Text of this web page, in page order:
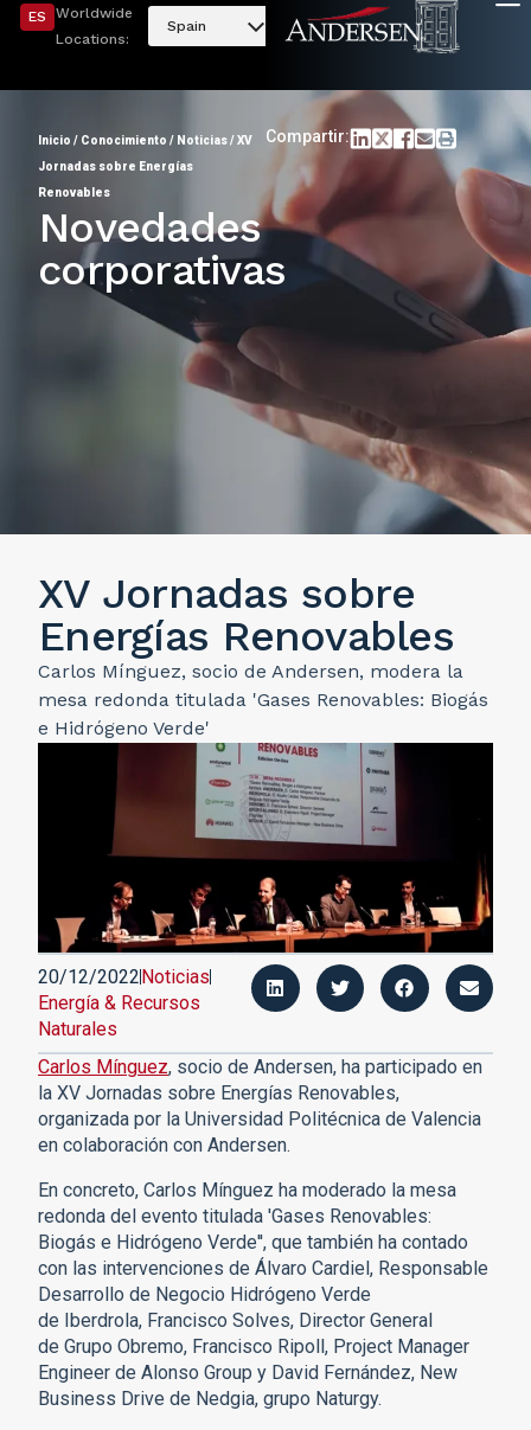
ES
Worldwide
Locations:
Spain
Inicio / Conocimiento / Noticias/XV
Jornadas sobre Energías
Renovables
Compartir:
Novedades
corporativas
XV Jornadas sobre
Energías Renovables
Carlos Mínguez, socio de Andersen, modera la
mesa redonda titulada 'Gases Renovables: Biogás
e Hidrógeno Verde'
20/12/2022Noticias
Energía & Recursos
Naturales
Carlos Mínguez, socio de Andersen, ha participado en
la XV Jornadas sobre Energías Renovables,
organizada por la Universidad Politécnica de Valencia
en colaboración con Andersen.
En concreto, Carlos Mínguez ha moderado la mesa
redonda del evento titulada 'Gases Renovables:
Biogás e Hidrógeno Verde'', que también ha contado
con las intervenciones de Álvaro Cardiel, Responsable
Desarrollo de Negocio Hidrógeno Verde
de Iberdrola, Francisco Solves, Director General
de Grupo Obremo, Francisco Ripoll, Project Manager
Engineer de Alonso Group y David Fernández, New
Business Drive de Nedgia, grupo Naturgy.